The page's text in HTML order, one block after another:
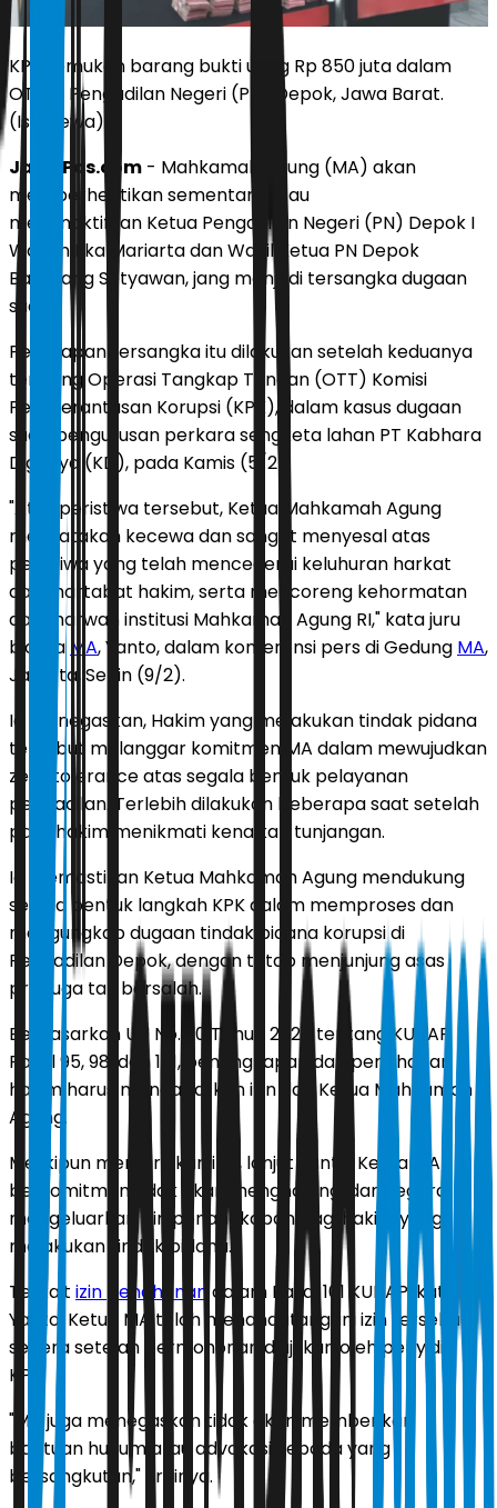
KPK temukan barang bukti uang Rp 850 juta dalam
OTT di Pengadilan Negeri (PN) Depok, Jawa Barat.
(Istimewa)
JawaPos.com - Mahkamah Agung (MA) akan
memberhentikan sementara atau
menonaktifkan Ketua Pengadilan Negeri (PN) Depok I
Wayan Eka Mariarta dan Wakil Ketua PN Depok
Bambang Setyawan, jang menjadi tersangka dugaan
suap.
Penetapan tersangka itu dilakukan setelah keduanya
terjaring Operasi Tangkap Tangan (OTT) Komisi
Pemberantasan Korupsi (KPK), dalam kasus dugaan
suap pengurusan perkara sengketa lahan PT Kabhara
Digdaya (KD), pada Kamis (5/2).
"Atas peristiwa tersebut, Ketua Mahkamah Agung
menyatakan kecewa dan sangat menyesal atas
peristiwa yang telah mencederai keluhuran harkat
dan martabat hakim, serta mencoreng kehormatan
dan marwah institusi Mahkamah Agung RI," kata juru
bicara MA, Yanto, dalam konferensi pers di Gedung MA,
Jakarta, Senin (9/2).
Ia menegaskan, Hakim yang melakukan tindak pidana
tersebut melanggar komitmen MA dalam mewujudkan
zero tolerance atas segala bentuk pelayanan
pengadilan. Terlebih dilakukan beberapa saat setelah
para hakim menikmati kenaikan tunjangan.
Ia memastikan Ketua Mahkamah Agung mendukung
segala bentuk langkah KPK dalam memproses dan
mengungkap dugaan tindak pidana korupsi di
Pengadilan Depok, dengan tetap menjunjung asas
praduga tak bersalah.
Berdasarkan UU No. 20 Tahun 2025 tentang KUHAP
Pasal 95, 98, dan 101, penangkapan dan penahanan
hakim harus mendapatkan izin dari Ketua Mahkamah
Agung.
Meskipun memerlukan izin, lanjut Yanto, Ketua MA
berkomitmen tidak akan menghalangi dan segera
mengeluarkan izin penangkapan bagi hakim yang
melakukan tindak pidana.
Terkait izin penahanan dalam Pasal 101 KUHAP, kata
Yanto, Ketua MA telah menandatangani izin tersebut
segera setelah permohonan diajukan oleh penyidik
KPK.
"MA juga menegaskan tidak akan memberikan
bantuan hukum atau advokasi kepada yang
bersangkutan," urainya.